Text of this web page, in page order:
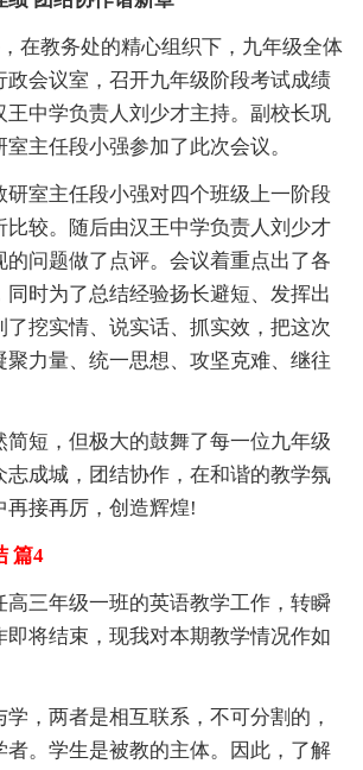
教务处的精心组织下，九年级全体
政会议室，召开九年级阶段考试成绩
王中学负责人刘少才主持。副校长巩
主任段小强参加了此次会议。
室主任段小强对四个班级上一阶段
比较。随后由汉王中学负责人刘少才
的问题做了点评。会议着重点出了各
同时为了总结经验扬长避短、发挥出
了挖实情、说实话、抓实效，把这次
聚力量、统一思想、攻坚克难、继往
短，但极大的鼓舞了每一位九年级
志成城，团结协作，在和谐的教学氛
再接再厉，创造辉煌!
篇4
三年级一班的英语教学工作，转瞬
即将结束，现我对本期教学情况作如
两者是相互联系，不可分割的，
者。学生是被教的主体。因此，了解